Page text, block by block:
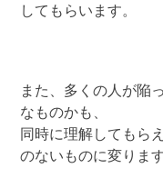
してもらいます。
また、多くの人が陥
なものかも、
同時に理解してもら
のないものに変ります